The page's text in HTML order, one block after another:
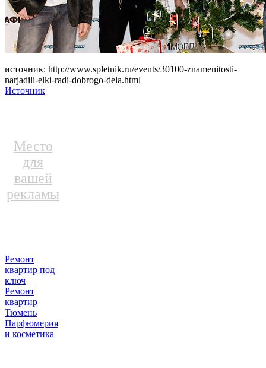
источник: http://www.spletnik.ru/events/30100-znamenitosti-
narjadili-elki-radi-dobrogo-dela.html
Источник
Место
для
вашей
рекламы
Ремонт
квартир под
ключ
Ремонт
квартир
Тюмень
Парфюмерия
и косметика